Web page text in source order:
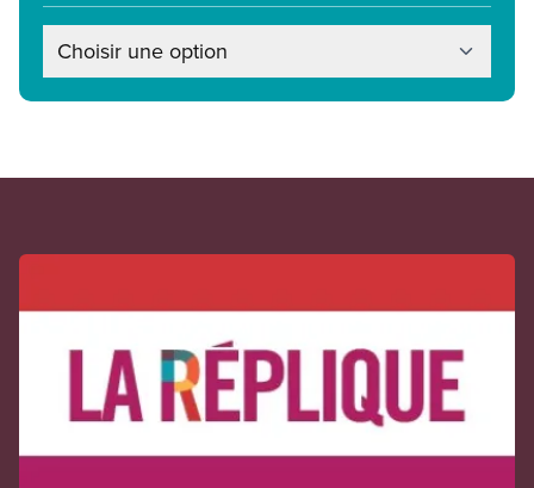
Choisir une option
En vedette